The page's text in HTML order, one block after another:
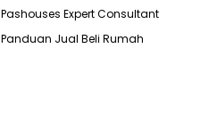
Pashouses Expert Consultant
Panduan Jual Beli Rumah